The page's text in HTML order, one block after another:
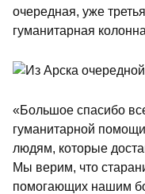
очередная, уже
гуманитарная
«Большое спасибо
гуманитарной
людям, которые
Мы верим, что
помогающих нашим